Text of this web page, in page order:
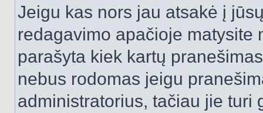
Jeigu kas nors jau atsakė į
redagavimo apačioje matysite
parašyta kiek kartų
nebus rodomas jeigu
administratorius, tačiau jie turi